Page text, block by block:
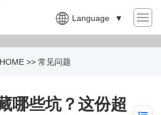
Language ▼
HOME >> 常见问题
哪些坑？这份超